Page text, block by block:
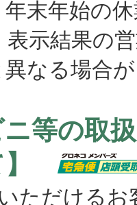
末年始の
表示結果の
る場合が
ニ等の取
】
ただけるお